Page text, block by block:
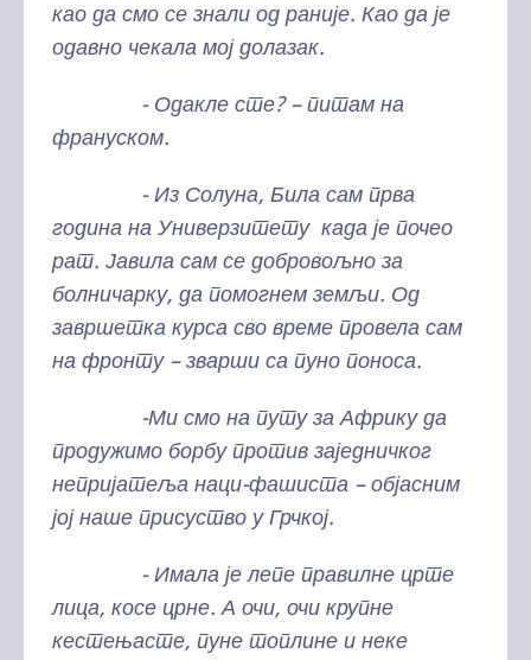
као да смо се знали од раније. Као да је
одавно чекала мој долазак.
- Одакле сте? – питам на
франуском.
- Из Солуна, Била сам прва
година на Универзитету када је почео
рат. Јавила сам се добровољно за
болничарку, да помогнем земљи. Од
завршетка курса сво време провела сам
на фронту – зварши са пуно поноса.
-Ми смо на путу за Африку да
продужимо борбу против заједничког
непријатеља наци-фашиста – објасним
јој наше присуство у Грчкој.
- Имала је лепе правилне црте
лица, косе црне. А очи, очи крупне
кестењасте, пуне топлине и неке